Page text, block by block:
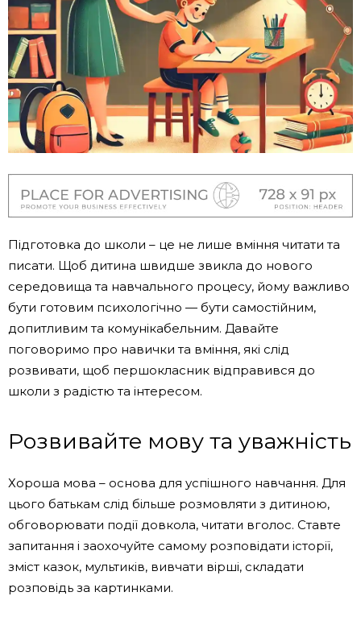
Підготовка до школи – це не лише вміння читати та
писати. Щоб дитина швидше звикла до нового
середовища та навчального процесу, йому важливо
бути готовим психологічно — бути самостійним,
допитливим та комунікабельним. Давайте
поговоримо про навички та вміння, які слід
розвивати, щоб першокласник відправився до
школи з радістю та інтересом.
Розвивайте мову та уважність
Хороша мова – основа для успішного навчання. Для
цього батькам слід більше розмовляти з дитиною,
обговорювати події довкола, читати вголос. Ставте
запитання і заохочуйте самому розповідати історії,
зміст казок, мультиків, вивчати вірші, складати
розповідь за картинками.